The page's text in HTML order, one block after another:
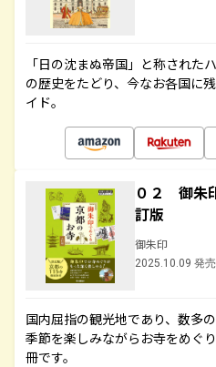
「日の沈まぬ帝国」と称された
の歴史をたどり、今なお各国に
イド。
０２ 御朱
訂版
御朱印
2025.10.09 発売
国内屈指の観光地であり、数多
季節を楽しみながらお寺をめぐ
冊です。